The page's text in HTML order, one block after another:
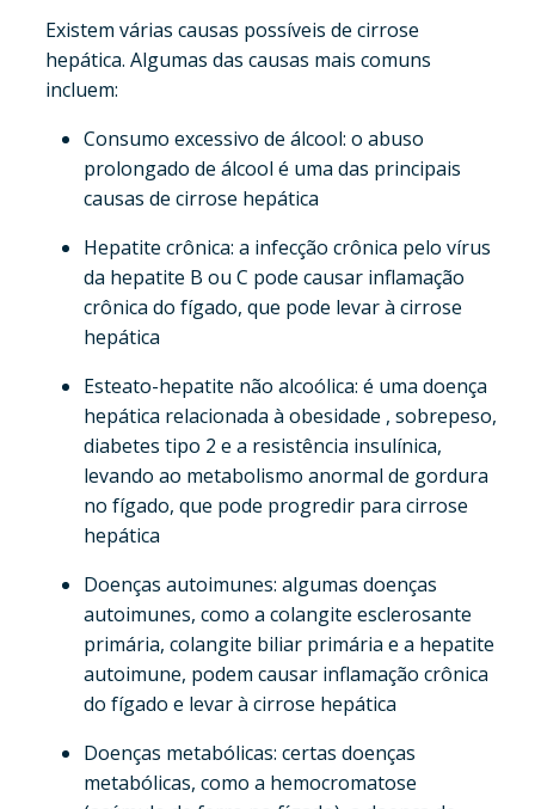
Existem várias causas possíveis de cirrose
hepática. Algumas das causas mais comuns
incluem:
Consumo excessivo de álcool: o abuso
prolongado de álcool é uma das principais
causas de cirrose hepática
Hepatite crônica: a infecção crônica pelo vírus
da hepatite B ou C pode causar inflamação
crônica do fígado, que pode levar à cirrose
hepática
Esteato-hepatite não alcoólica: é uma doença
hepática relacionada à obesidade , sobrepeso,
diabetes tipo 2 e a resistência insulínica,
levando ao metabolismo anormal de gordura
no fígado, que pode progredir para cirrose
hepática
Doenças autoimunes: algumas doenças
autoimunes, como a colangite esclerosante
primária, colangite biliar primária e a hepatite
autoimune, podem causar inflamação crônica
do fígado e levar à cirrose hepática
Doenças metabólicas: certas doenças
metabólicas, como a hemocromatose